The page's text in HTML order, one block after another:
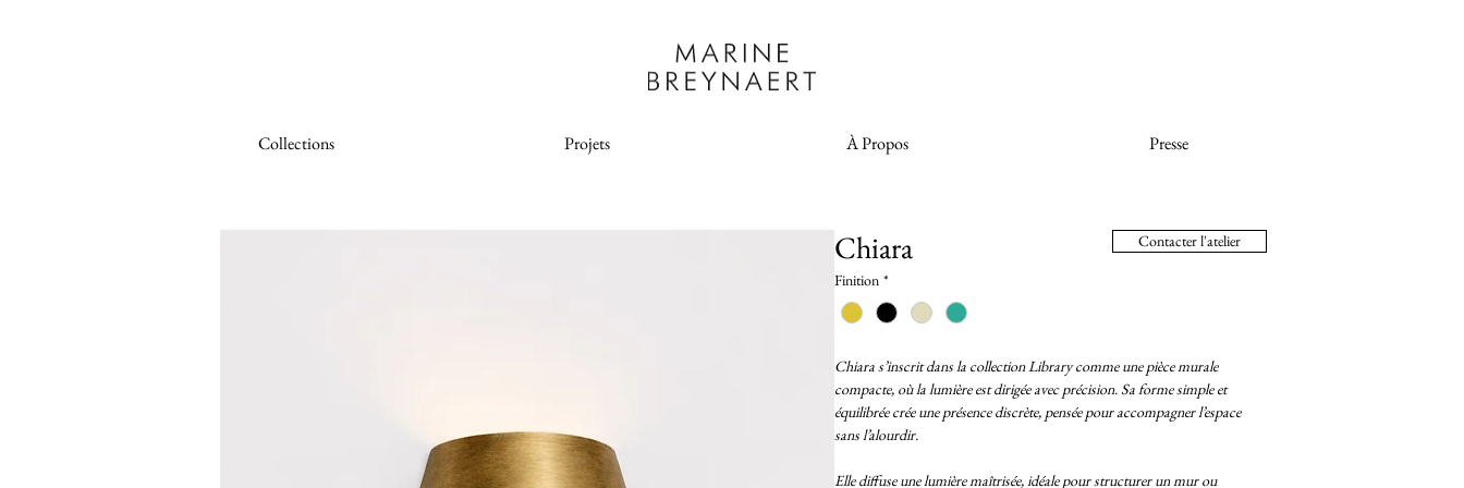
Collections Projets À Propos Presse
Chiara
Finition *
Chiara s’inscrit dans la collection Library comme une pièce murale
compacte, où la lumière est dirigée avec précision. Sa forme simple et
équilibrée crée une présence discrète, pensée pour accompagner l’espace
sans l’alourdir.
Elle diffuse une lumière maîtrisée, idéale pour structurer un mur ou
Contacter l'atelier